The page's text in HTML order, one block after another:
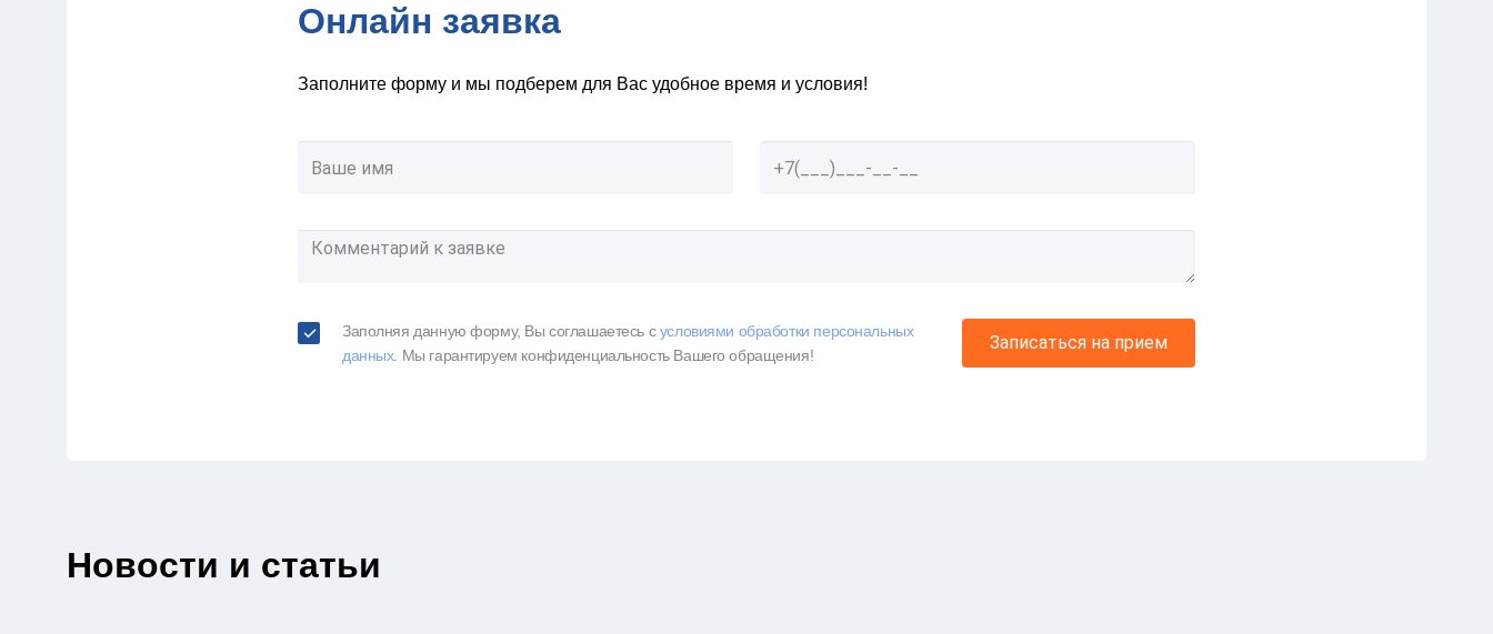
Онлайн заявка
Заполните форму и мы подберем для Вас удобное время и условия!
Заполняя данную форму, Вы соглашаетесь cусловиями обработки персональных
данных. Мы гарантируем конфиденциальность Вашего обращения!
Записаться на прием
Новости и статьи